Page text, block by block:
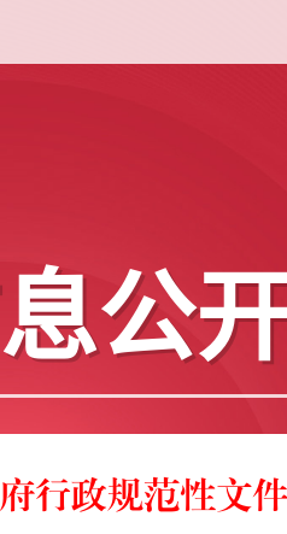
公
行政规范性文件